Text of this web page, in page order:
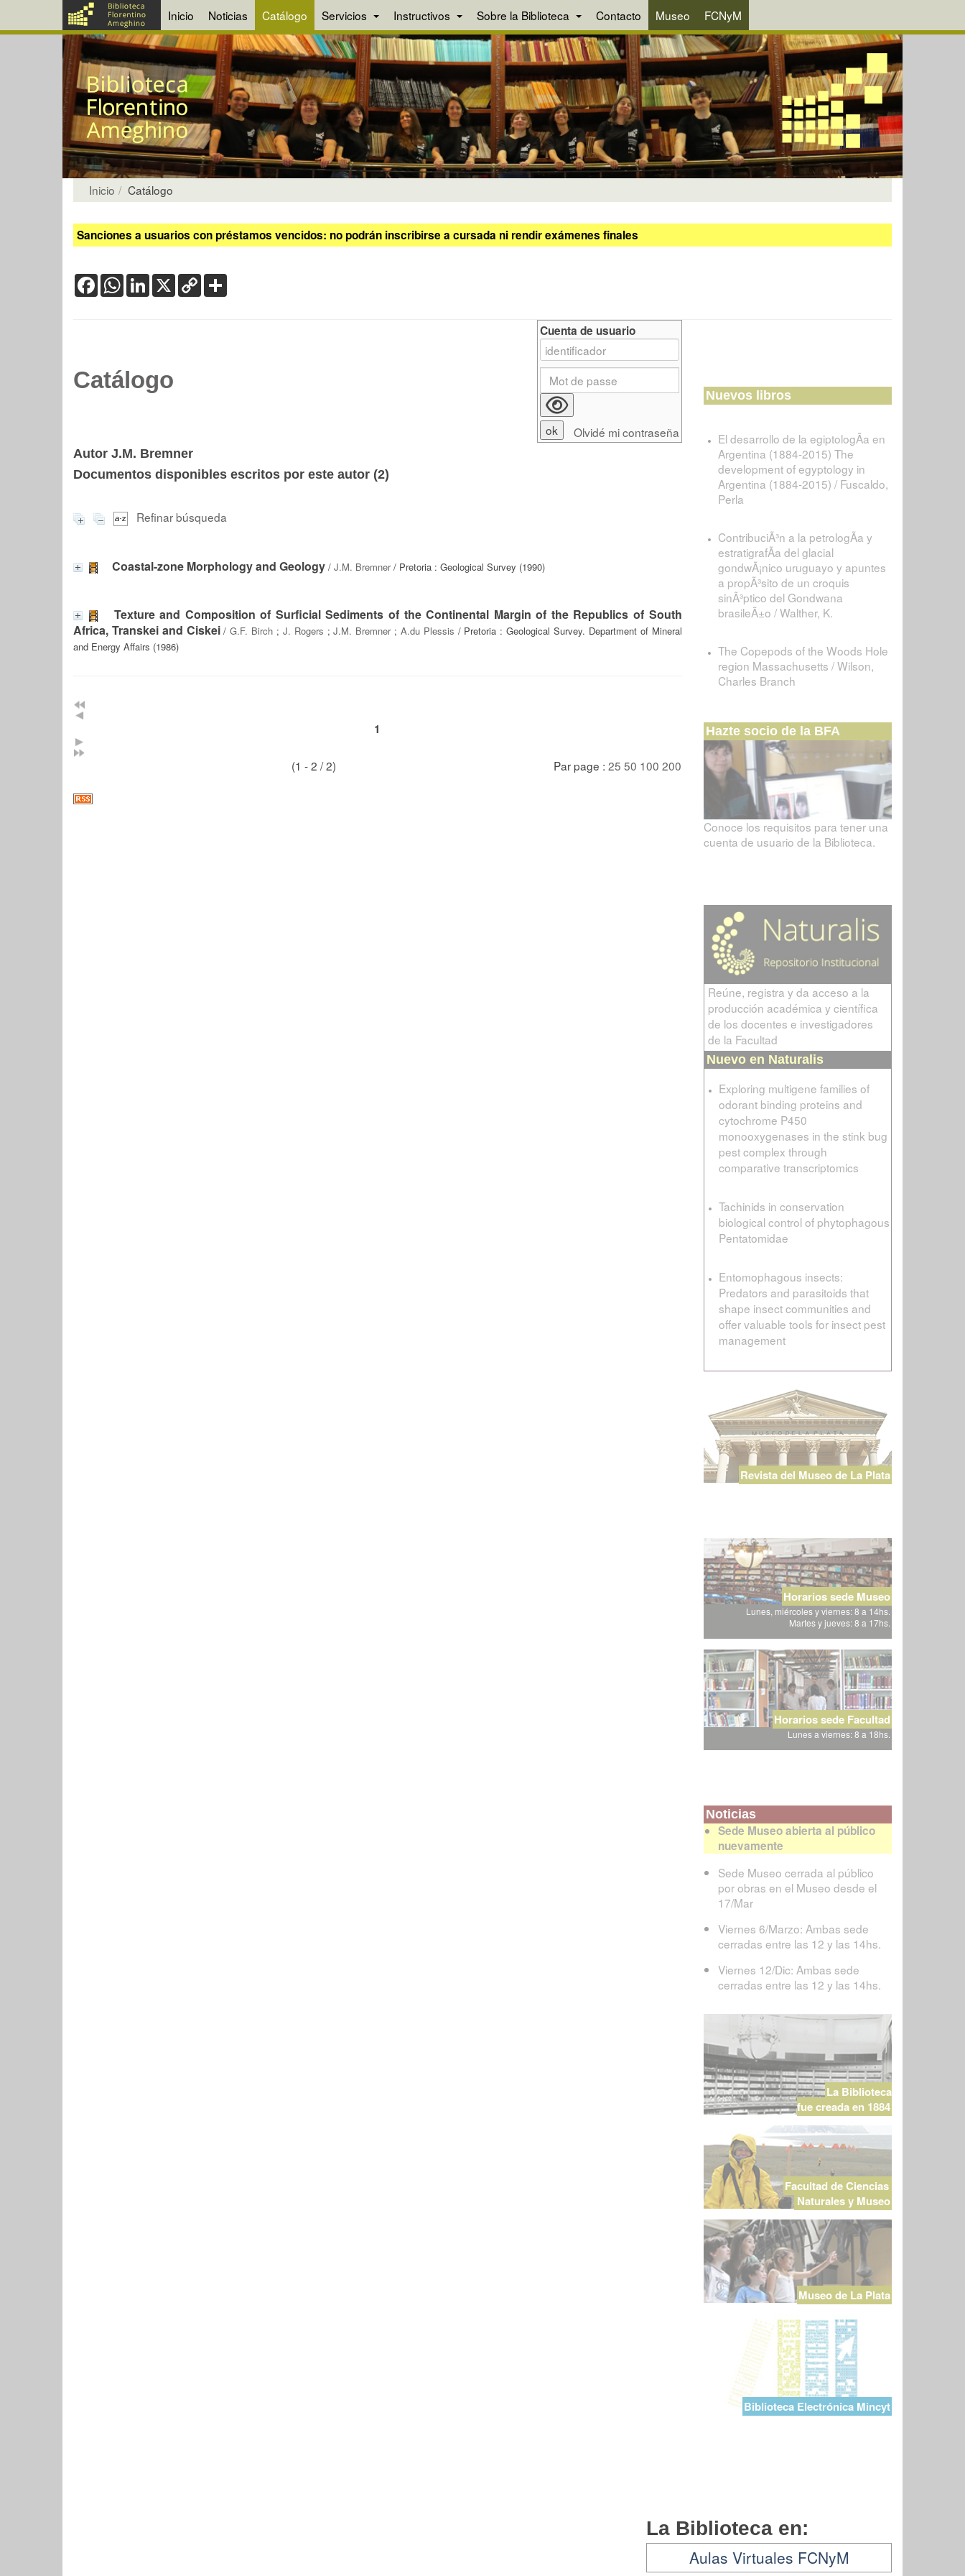
Inicio Noticias Catálogo Servicios Instructivos Sobre la Biblioteca Contacto Museo FCNyM
Inicio Catálogo
Sanciones a usuarios con préstamos vencidos: no podrán inscribirse a cursada ni rendir exámenes finales
FacebookWhatsApp
LinkedIn
X Copy
Link
Catálogo
Autor J.M. Bremner
Documentos disponibles escritos por este autor (2)
Refinar búsqueda
Coastal-zone Morphology and Geology / J.M. Bremner/ Pretoria : Geological Survey (1990)
Texture and Composition of Surficial Sediments of the Continental Margin of the Republics of South
Africa, Transkei and Ciskei/G.F. Birch ; J. Rogers ;J.M. Bremner; A.du Plessis / Pretoria : Geological Survey. Department of Mineral
and Energy Affairs (1986)
1
(1 - 2 / 2) Par page : 25 50 100 200
Cuenta de usuario
Olvidé mi contraseña
Nuevos libros
El desarrollo de la egiptologÃ­a en
Argentina (1884-2015) The
development of egyptology in
Argentina (1884-2015) / Fuscaldo,
Perla
ContribuciÃ³n a la petrologÃ­a y
estratigrafÃ­a del glacial
gondwÃ¡nico uruguayo y apuntes
a propÃ³sito de un croquis
sinÃ³ptico del Gondwana
brasileÃ±o / Walther, K.
The Copepods of the Woods Hole
region Massachusetts / Wilson,
Charles Branch
Hazte socio de la BFA
Conoce los requisitos para tener una
cuenta de usuario de la Biblioteca.
Reúne, registra y da acceso a la
producción académica y científica
de los docentes e investigadores
de la Facultad
Nuevo en Naturalis
Exploring multigene families of
odorant binding proteins and
cytochrome P450
monooxygenases in the stink bug
pest complex through
comparative transcriptomics
Tachinids in conservation
biological control of phytophagous
Pentatomidae
Entomophagous insects:
Predators and parasitoids that
shape insect communities and
offer valuable tools for insect pest
management
Revista del Museo de La Plata
Horarios sede Museo
Lunes, miércoles y viernes: 8 a 14hs.
Martes y jueves: 8 a 17hs.
Horarios sede Facultad
Lunes a viernes: 8 a 18hs.
Noticias
Sede Museo abierta al público
nuevamente
Sede Museo cerrada al público
por obras en el Museo desde el
17/Mar
Viernes 6/Marzo: Ambas sede
cerradas entre las 12 y las 14hs.
Viernes 12/Dic: Ambas sede
cerradas entre las 12 y las 14hs.
La Biblioteca
fue creada en 1884
Facultad de Ciencias
Naturales y Museo
Museo de La Plata
Biblioteca Electrónica Mincyt
La Biblioteca en:
Aulas Virtuales FCNyM